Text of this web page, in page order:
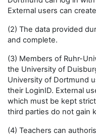
External users can
(2) The data provided
and complete.
(3) Members of Ruhr-
the University of
University of Dortmund
their LoginID. External
which must be kept
third parties do not gain
(4) Teachers can